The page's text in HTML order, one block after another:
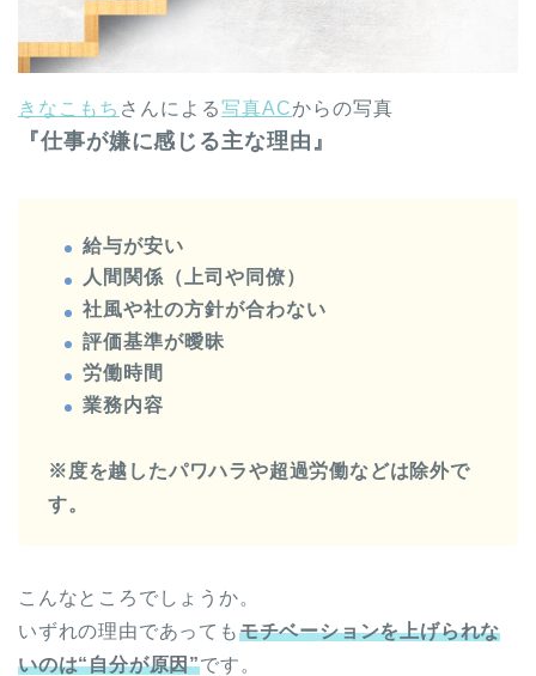
きなこもち さんによる写真ACからの写真
『仕事が嫌に感じる主な理由』
給与が安い
人間関係（上司や同僚）
社風や社の方針が合わない
評価基準が曖昧
労働時間
業務内容
※度を越したパワハラや超過労働などは除外で
す。
こんなところでしょうか。
いずれの理由であってもモチベーションを上げられな
いのは“自分が原因”です。